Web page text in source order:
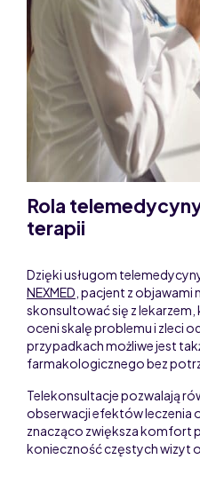
Rola
terapii
Dzięki usługom
NEXMED , pacjent z
skonsultować się z
oceni skalę problemu i zleci
przypadkach możliwe jest
farmakologicznego bez
Telekonsultacje pozwalają
obserwacji efektów leczenia
znacząco zwiększa komfort
konieczność częstych wizyt